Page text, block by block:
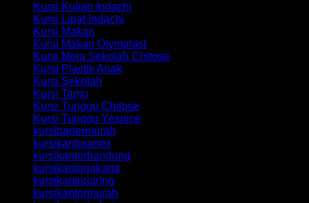
Kursi Kuliah Indachi
Kursi Lipat Indachi
Kursi Makan
Kursi Makan Olymplast
Kursi Meja Sekolah Chitose
Kursi Plastik Anak
Kursi Sekolah
Kursi Tamu
Kursi Tunggu Chitose
Kursi Tunggu Yesnice
kursibartermurah
kursikantoranex
kursikantorbandung
kursikantorjakarta
kursikantorjaring
kursikantormurah